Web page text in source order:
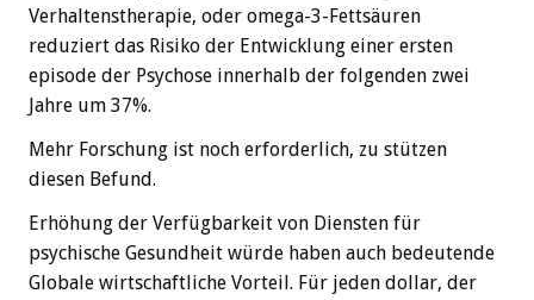
Verhaltenstherapie, oder omega-3-Fettsäuren
reduziert das Risiko der Entwicklung einer ersten
episode der Psychose innerhalb der folgenden zwei
Jahre um 37%.
Mehr Forschung ist noch erforderlich, zu stützen
diesen Befund.
Erhöhung der Verfügbarkeit von Diensten für
psychische Gesundheit würde haben auch bedeutende
Globale wirtschaftliche Vorteil. Für jeden dollar, der